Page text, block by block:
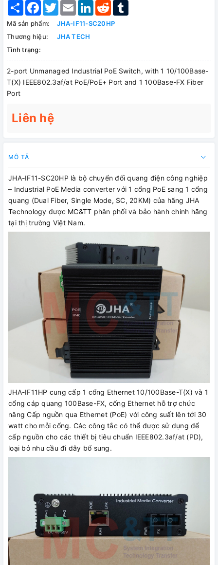
Share Facebook
TwitterEmail LinkedInReddit
Mã sản phẩm:
JHA-IF11-SC20HP
Thương hiệu:
JHA TECH
Tình trạng:
2-port Unmanaged Industrial PoE Switch, with 1 10/100Base-
T(X) IEEE802.3af/at PoE/PoE+ Port and 1 100Base-FX Fiber
Port
Liên hệ
MÔ TẢ
JHA-IF11-SC20HP là bộ chuyển đổi quang điện công nghiệp
– Industrial PoE Media converter với 1 cổng PoE sang 1 cổng
quang (Dual Fiber, Single Mode, SC, 20KM) của hãng JHA
Technology được MC&TT phân phối và bảo hành chính hãng
tại thị trường Việt Nam.
JHA-IF11HP cung cấp 1 cổng Ethernet 10/100Base-T(X) và 1
cổng cáp quang 100Base-FX, cổng Ethernet hỗ trợ chức
năng Cấp nguồn qua Ethernet (PoE) với công suất lên tới 30
watt cho mỗi cổng. Các công tắc có thể được sử dụng để
cấp nguồn cho các thiết bị tiêu chuẩn IEEE802.3af/at (PD),
loại bỏ nhu cầu đi dây bổ sung.